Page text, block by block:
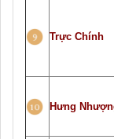
Trực Chính
Hưng